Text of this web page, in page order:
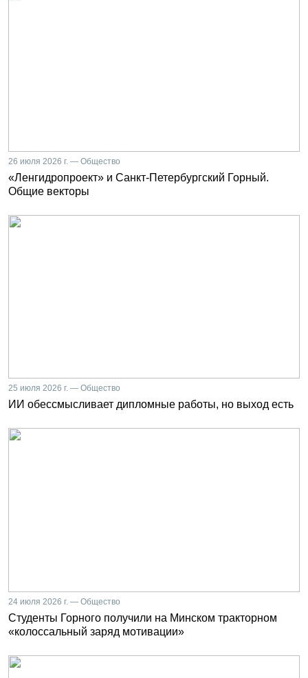
26 июля 2026 г. — Общество
«Ленгидропроект» и Санкт-Петербургский Горный.
Общие векторы
25 июля 2026 г. — Общество
ИИ обессмысливает дипломные работы, но выход есть
24 июля 2026 г. — Общество
Студенты Горного получили на Минском тракторном
«колоссальный заряд мотивации»